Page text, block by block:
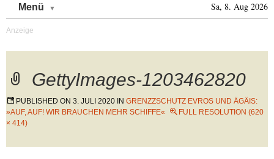
Menü Sa, 8. Aug 2026
GettyImages-1203462820
PUBLISHED ON 3. JULI 2020 IN GRENZZSCHUTZ EVROS UND ÄGÄIS:
»AUF, AUF! WIR BRAUCHEN MEHR SCHIFFE«
FULL RESOLUTION (620
× 414)